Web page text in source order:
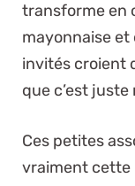
transforme en
mayonnaise et
invités croient
que c’est
Ces petites
vraiment cette